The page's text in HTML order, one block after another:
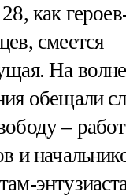
как
смеется
На волне
обещали
–
и